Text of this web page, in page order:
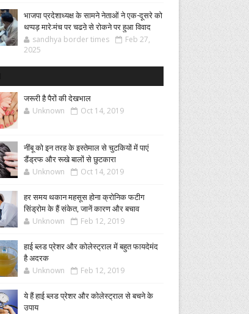
भाजपा प्रदेशाध्यक्ष के सामने नेताओं ने एक-दूसरे को
थप्पड़ मारे:मंच पर चढऩे से रोकने पर हुआ विवाद
sandhya border times
Feb 27,
2025
जरूरी है पैरों की देखभाल
Unknown Oct 14, 2019
नींबू को इन तरह के इस्तेमाल से चुटकियों में पाएं
डैंड्रफ और रूखे बालों से छुटकारा
Unknown Oct 14, 2019
हर समय थकान महसूस होना क्रोनिक फटीग
सिंड्रोम के हैं संकेत, जानें कारण और बचाव
Unknown Feb 12, 2019
हाई ब्लड प्रेशर और कोलेस्ट्राल में बहुत फायदेमंद
है अदरक
Unknown Feb 12, 2019
ये हैं हाई ब्लड प्रेशर और कोलेस्ट्राल से बचने के
उपाय